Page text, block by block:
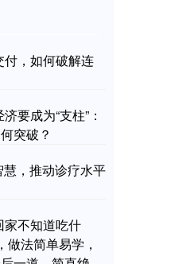
，如何破解连
要成为“支柱”：
突破？
，推动诊疗水平
不知道吃什
法简单易学，